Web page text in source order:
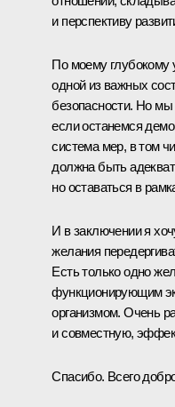
и перспективу
По моему
одной из важных
безопасности. Но
если останемся
система мер, в том
должна быть
но оставаться в
И в заключении я
желания
Есть только одно
функционирующим
организмом. Очень
и совместную,
Спасибо. Всего